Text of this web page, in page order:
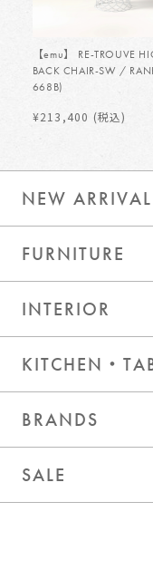
【emu】 RE-TROUVE
BACK CHAIR-SW /
668B)
¥213,400 (税込)
NEW ARRIVAL
FURNITURE
INTERIOR
KITCHEN・
BRANDS
SALE